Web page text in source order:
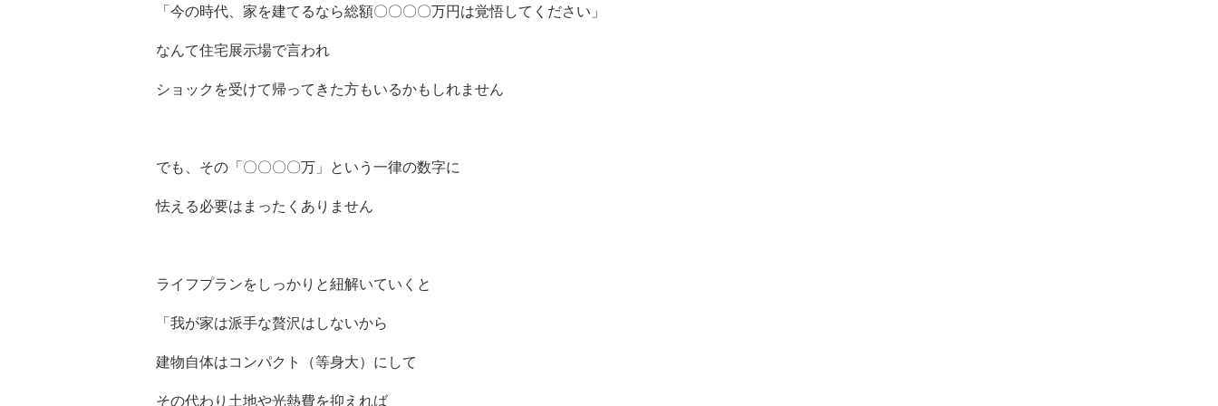
「今の時代、家を建てるなら総額〇〇〇〇万円は覚悟してください」
なんて住宅展示場で言われ
ショックを受けて帰ってきた方もいるかもしれません
でも、その「〇〇〇〇万」という一律の数字に
怯える必要はまったくありません
ライフプランをしっかりと紐解いていくと
「我が家は派手な贅沢はしないから
建物自体はコンパクト（等身大）にして
その代わり土地や光熱費を抑えれば